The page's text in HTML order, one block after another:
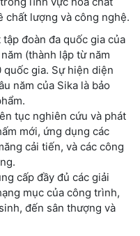
chất lượng và công nghệ.
tập đoàn đa quốc gia của
(thành lập từ năm
quốc gia. Sự hiện diện
năm của Sika là bảo
tục nghiên cứu và phát
mới, ứng dụng các
cải tiến, và các công
cấp đầy đủ các giải
mục của công trình,
đến sân thượng và